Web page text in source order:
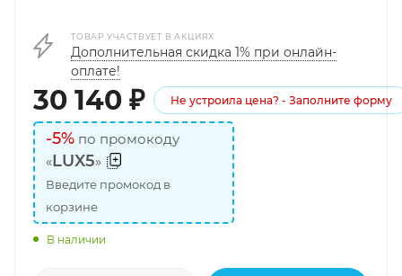
ТОВАР УЧАСТВУЕТ В АКЦИЯХ
Дополнительная скидка 1% при онлайн-
оплате!
30 140 ₽ Не устроила цена? - Заполните форму
-5% по промокоду
«LUX5»
Введите промокод в
корзине
В наличии